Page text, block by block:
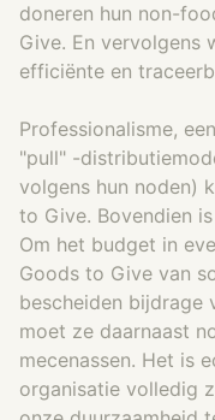
doneren hun non-
Give. En vervolgens
efficiënte en
Professionalisme,
"pull" -
volgens hun noden)
to Give. Bovendien
Om het budget in
Goods to Give van
bescheiden bijdrage
moet ze daarnaast
mecenassen. Het is
organisatie volledig